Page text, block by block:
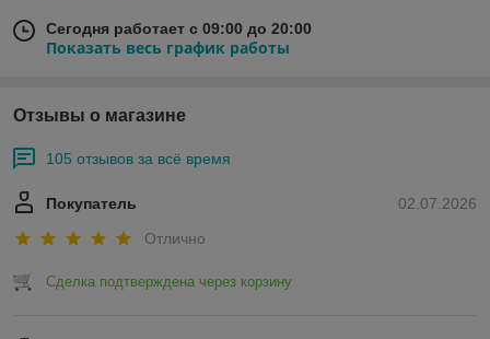
Сегодня работает с 09:00 до 20:00
Показать весь график работы
Отзывы о магазине
105 отзывов за всё время
02.07.2026
Покупатель
Отлично
Сделка подтверждена через корзину